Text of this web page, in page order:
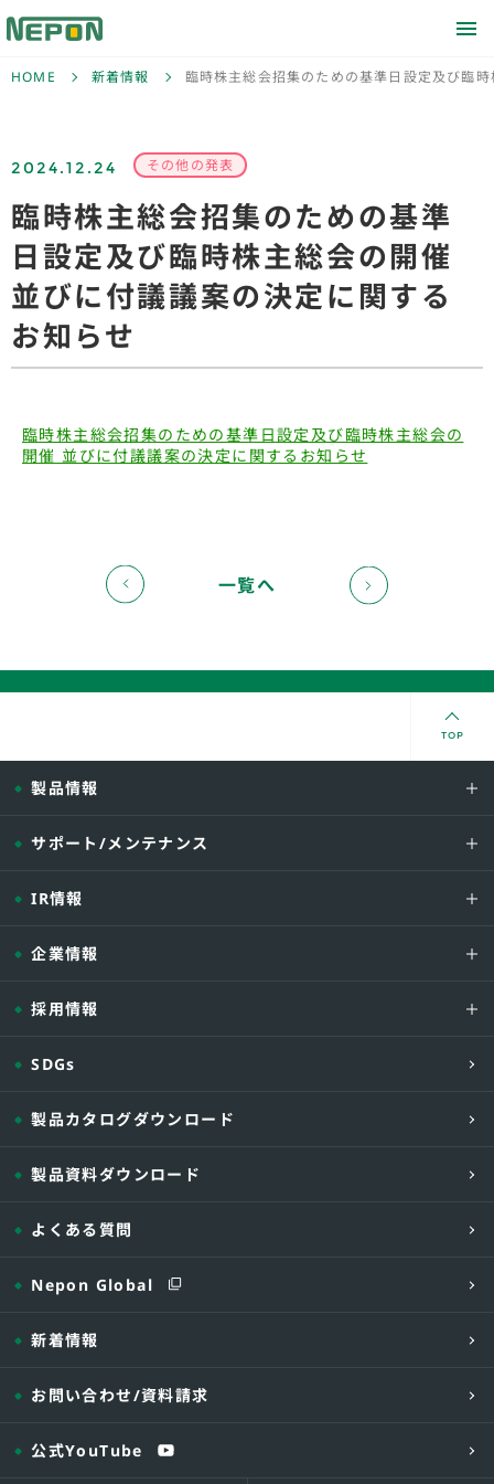
HOME 新着情報 臨時株主総会招集のための基準日設定及び臨
2024.12.24 その他の発表
臨時株主総会招集のための基準
日設定及び臨時株主総会の開催
並びに付議議案の決定に関する
お知らせ
臨時株主総会招集のための基準日設定及び臨時株主総会の
開催 並びに付議議案の決定に関するお知らせ
一覧へ
TOP
製品情報
サポート/メンテナンス
IR情報
企業情報
採用情報
SDGs
製品カタログダウンロード
製品資料ダウンロード
よくある質問
Nepon Global
新着情報
お問い合わせ/資料請求
公式YouTube